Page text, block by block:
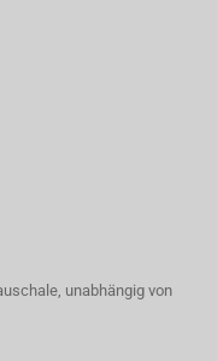
unabhängig von